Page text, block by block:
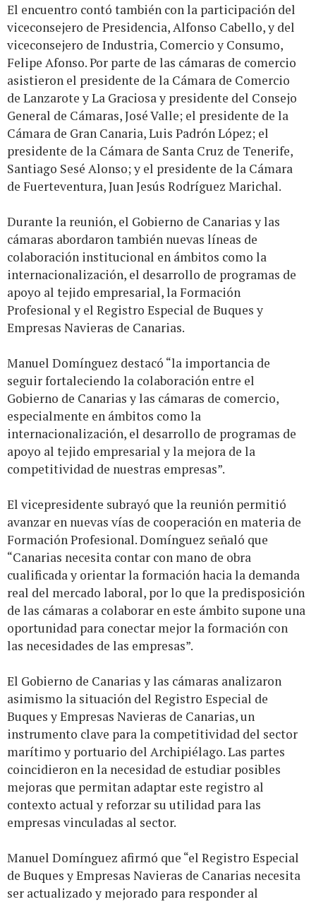
El encuentro contó también con la participación del
viceconsejero de Presidencia, Alfonso Cabello, y del
viceconsejero de Industria, Comercio y Consumo,
Felipe Afonso. Por parte de las cámaras de comercio
asistieron el presidente de la Cámara de Comercio
de Lanzarote y La Graciosa y presidente del Consejo
General de Cámaras, José Valle; el presidente de la
Cámara de Gran Canaria, Luis Padrón López; el
presidente de la Cámara de Santa Cruz de Tenerife,
Santiago Sesé Alonso; y el presidente de la Cámara
de Fuerteventura, Juan Jesús Rodríguez Marichal.
Durante la reunión, el Gobierno de Canarias y las
cámaras abordaron también nuevas líneas de
colaboración institucional en ámbitos como la
internacionalización, el desarrollo de programas de
apoyo al tejido empresarial, la Formación
Profesional y el Registro Especial de Buques y
Empresas Navieras de Canarias.
Manuel Domínguez destacó “la importancia de
seguir fortaleciendo la colaboración entre el
Gobierno de Canarias y las cámaras de comercio,
especialmente en ámbitos como la
internacionalización, el desarrollo de programas de
apoyo al tejido empresarial y la mejora de la
competitividad de nuestras empresas”.
El vicepresidente subrayó que la reunión permitió
avanzar en nuevas vías de cooperación en materia de
Formación Profesional. Domínguez señaló que
“Canarias necesita contar con mano de obra
cualificada y orientar la formación hacia la demanda
real del mercado laboral, por lo que la predisposición
de las cámaras a colaborar en este ámbito supone una
oportunidad para conectar mejor la formación con
las necesidades de las empresas”.
El Gobierno de Canarias y las cámaras analizaron
asimismo la situación del Registro Especial de
Buques y Empresas Navieras de Canarias, un
instrumento clave para la competitividad del sector
marítimo y portuario del Archipiélago. Las partes
coincidieron en la necesidad de estudiar posibles
mejoras que permitan adaptar este registro al
contexto actual y reforzar su utilidad para las
empresas vinculadas al sector.
Manuel Domínguez afirmó que “el Registro Especial
de Buques y Empresas Navieras de Canarias necesita
ser actualizado y mejorado para responder al